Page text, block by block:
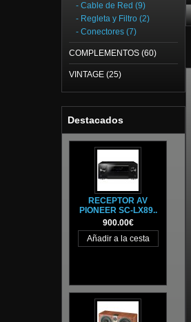
- Cable de Red (9)
- Regleta y Filtro (2)
- Conectores (7)
COMPLEMENTOS (60)
VINTAGE (25)
Destacados
RECEPTOR AV
PIONEER SC-LX89..
900.00€